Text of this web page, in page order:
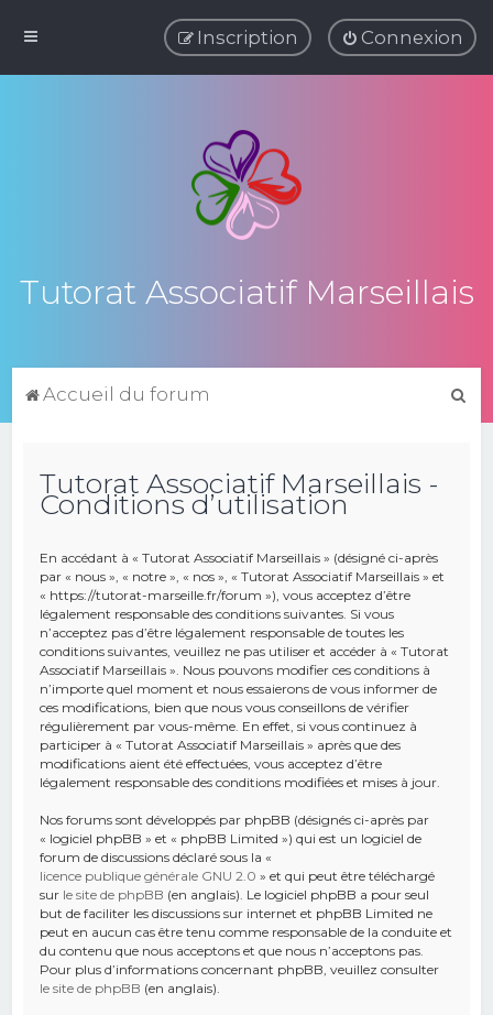
Connexion
Inscription
Tutorat Associatif Marseillais
Accueil du forum
Tutorat Associatif Marseillais -
Conditions d’utilisation
En accédant à « Tutorat Associatif Marseillais » (désigné ci-après
par « nous », « notre », « nos », « Tutorat Associatif Marseillais » et
« https://tutorat-marseille.fr/forum »), vous acceptez d’être
légalement responsable des conditions suivantes. Si vous
n’acceptez pas d’être légalement responsable de toutes les
conditions suivantes, veuillez ne pas utiliser et accéder à « Tutorat
Associatif Marseillais ». Nous pouvons modifier ces conditions à
n’importe quel moment et nous essaierons de vous informer de
ces modifications, bien que nous vous conseillons de vérifier
régulièrement par vous-même. En effet, si vous continuez à
participer à « Tutorat Associatif Marseillais » après que des
modifications aient été effectuées, vous acceptez d’être
légalement responsable des conditions modifiées et mises à jour.
Nos forums sont développés par phpBB (désignés ci-après par
« logiciel phpBB » et « phpBB Limited ») qui est un logiciel de
forum de discussions déclaré sous la «
licence publique générale GNU 2.0 » et qui peut être téléchargé
sur le site de phpBB (en anglais). Le logiciel phpBB a pour seul
but de faciliter les discussions sur internet et phpBB Limited ne
peut en aucun cas être tenu comme responsable de la conduite et
du contenu que nous acceptons et que nous n’acceptons pas.
Pour plus d’informations concernant phpBB, veuillez consulter
le site de phpBB (en anglais).